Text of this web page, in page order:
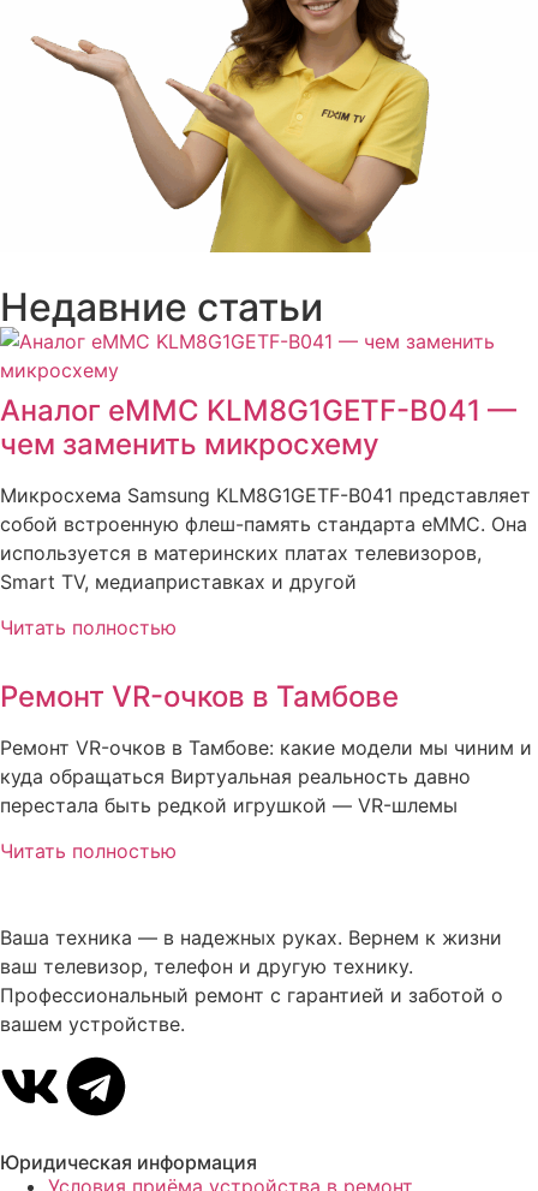
Недавние статьи
Аналог eMMC KLM8G1GETF-B041 —
чем заменить микросхему
Микросхема Samsung KLM8G1GETF-B041 представляет
собой встроенную флеш-память стандарта eMMC. Она
используется в материнских платах телевизоров,
Smart TV, медиаприставках и другой
Читать полностью
Ремонт VR-очков в Тамбове
Ремонт VR-очков в Тамбове: какие модели мы чиним и
куда обращаться Виртуальная реальность давно
перестала быть редкой игрушкой — VR-шлемы
Читать полностью
Ваша техника — в надежных руках. Вернем к жизни
ваш телевизор, телефон и другую технику.
Профессиональный ремонт с гарантией и заботой о
вашем устройстве.
Юридическая информация
Условия приёма устройства в ремонт